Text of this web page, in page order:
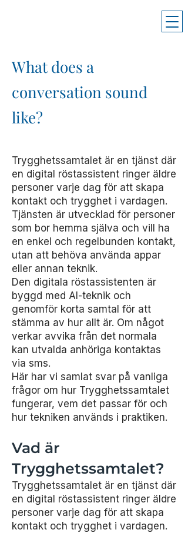
What does a
conversation sound
like?
Trygghetssamtalet är en tjänst där
en digital röstassistent ringer äldre
personer varje dag för att skapa
kontakt och trygghet i vardagen.
Tjänsten är utvecklad för personer
som bor hemma själva och vill ha
en enkel och regelbunden kontakt,
utan att behöva använda appar
eller annan teknik.
Den digitala röstassistenten är
byggd med AI-teknik och
genomför korta samtal för att
stämma av hur allt är. Om något
verkar avvika från det normala
kan utvalda anhöriga kontaktas
via sms.
Här har vi samlat svar på vanliga
frågor om hur Trygghetssamtalet
fungerar, vem det passar för och
hur tekniken används i praktiken.
Vad är
Trygghetssamtalet?
Trygghetssamtalet är en tjänst där
en digital röstassistent ringer äldre
personer varje dag för att skapa
kontakt och trygghet i vardagen.